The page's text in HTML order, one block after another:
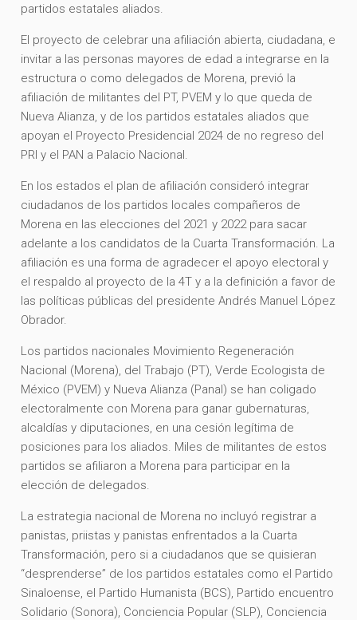
partidos estatales aliados.
El proyecto de celebrar una afiliación abierta, ciudadana, e
invitar a las personas mayores de edad a integrarse en la
estructura o como delegados de Morena, previó la
afiliación de militantes del PT, PVEM y lo que queda de
Nueva Alianza, y de los partidos estatales aliados que
apoyan el Proyecto Presidencial 2024 de no regreso del
PRI y el PAN a Palacio Nacional.
En los estados el plan de afiliación consideró integrar
ciudadanos de los partidos locales compañeros de
Morena en las elecciones del 2021 y 2022 para sacar
adelante a los candidatos de la Cuarta Transformación. La
afiliación es una forma de agradecer el apoyo electoral y
el respaldo al proyecto de la 4T y a la definición a favor de
las políticas públicas del presidente Andrés Manuel López
Obrador.
Los partidos nacionales Movimiento Regeneración
Nacional (Morena), del Trabajo (PT), Verde Ecologista de
México (PVEM) y Nueva Alianza (Panal) se han coligado
electoralmente con Morena para ganar gubernaturas,
alcaldías y diputaciones, en una cesión legítima de
posiciones para los aliados. Miles de militantes de estos
partidos se afiliaron a Morena para participar en la
elección de delegados.
La estrategia nacional de Morena no incluyó registrar a
panistas, priistas y panistas enfrentados a la Cuarta
Transformación, pero si a ciudadanos que se quisieran
“desprenderse” de los partidos estatales como el Partido
Sinaloense, el Partido Humanista (BCS), Partido encuentro
Solidario (Sonora), Conciencia Popular (SLP), Conciencia